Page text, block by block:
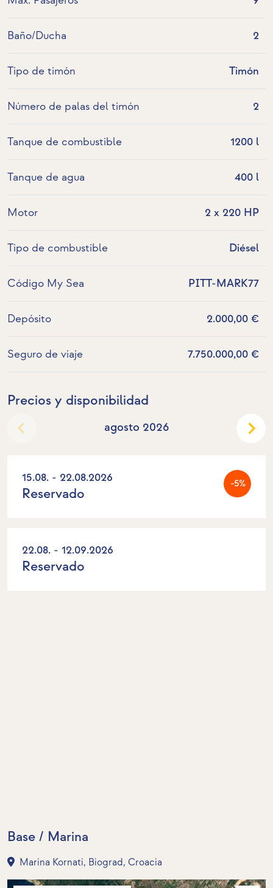
Baño/Ducha 2
Tipo de timón Timón
Número de palas del timón 2
Tanque de combustible 1200 l
Tanque de agua 400 l
Motor 2 x 220 HP
Tipo de combustible Diésel
Código My Sea PITT-MARK77
Depósito 2.000,00 €
Seguro de viaje 7.750.000,00 €
Precios y disponibilidad
agosto 2026
15.08. - 22.08.2026 -5%
Reservado
22.08. - 12.09.2026
Reservado
Base / Marina
Marina Kornati, Biograd, Croacia